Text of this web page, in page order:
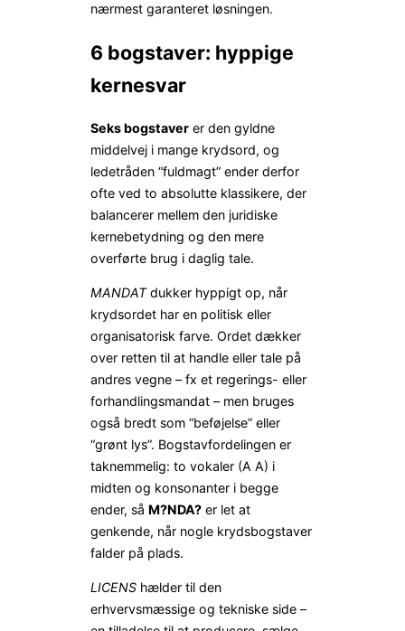
nærmest garanteret løsningen.
6 bogstaver: hyppige
kernesvar
Seks bogstaver er den gyldne
middelvej i mange krydsord, og
ledetråden “fuldmagt” ender derfor
ofte ved to absolutte klassikere, der
balancerer mellem den juridiske
kernebetydning og den mere
overførte brug i daglig tale.
MANDATdukker hyppigt op, når
krydsordet har en politisk eller
organisatorisk farve. Ordet dækker
over retten til at handle eller tale på
andres vegne – fx et regerings- eller
forhandlingsmandat – men bruges
også bredt som “beføjelse” eller
“grønt lys”. Bogstavfordelingen er
taknemmelig: to vokaler (A A) i
midten og konsonanter i begge
ender, så M?NDA? er let at
genkende, når nogle krydsbogstaver
falder på plads.
LICENS hælder til den
erhvervsmæssige og tekniske side –